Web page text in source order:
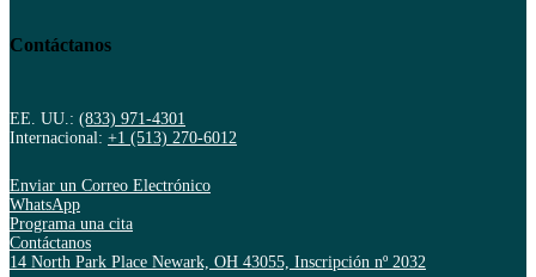
Contáctanos
EE. UU.: (833) 971-4301
Internacional: +1 (513) 270-6012
Enviar un Correo Electrónico
WhatsApp
Programa una cita
Contáctanos
14 North Park Place Newark, OH 43055, Inscripción nº 2032